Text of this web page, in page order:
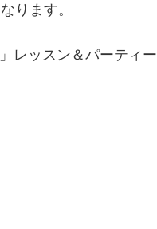
ります。
レッスン＆パーティー